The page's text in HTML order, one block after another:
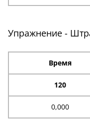
Упражнение -
Время
120
0,000